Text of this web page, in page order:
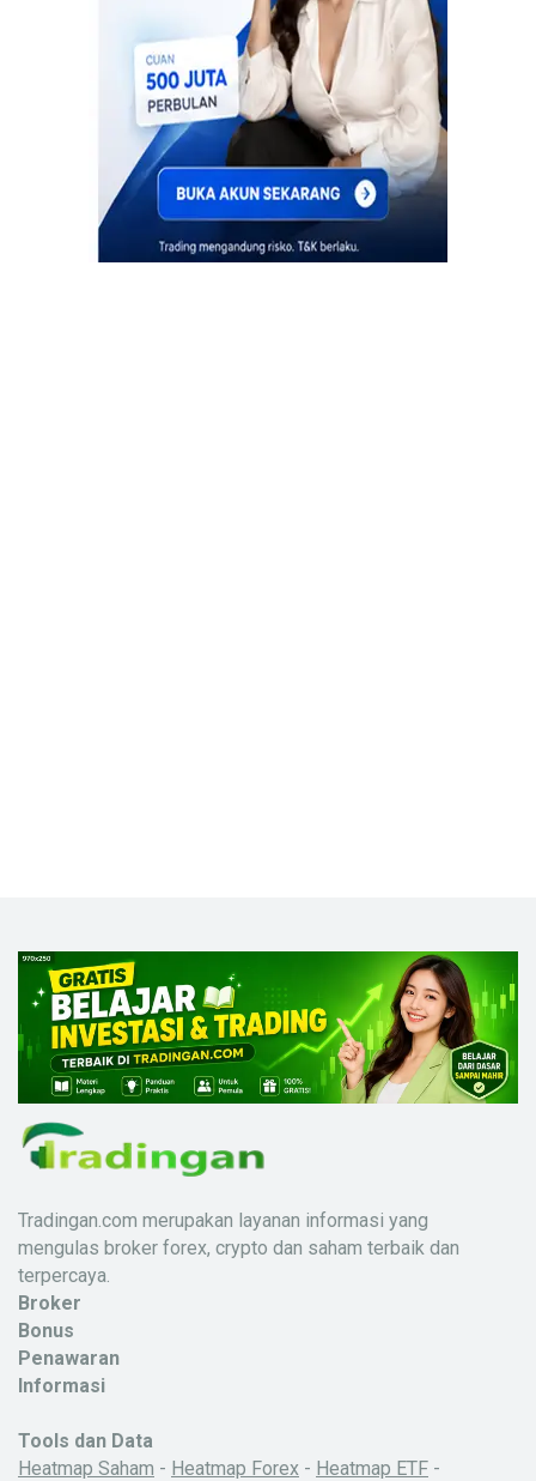
Tradingan.com merupakan layanan informasi yang
mengulas broker forex, crypto dan saham terbaik dan
terpercaya.
Broker
Bonus
Penawaran
Informasi
Tools dan Data
Heatmap Saham - Heatmap Forex - Heatmap ETF -